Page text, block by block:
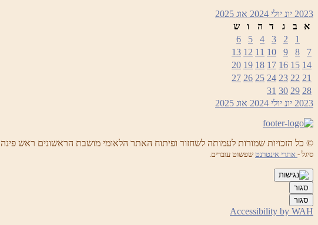
2023 יונ יולי 2024 אוג 2025
א
ב ג ד ה ו
ש
1
2
3
4
5
6
7
8
9
10
11
12
13
14
15
16
17
18
19
20
21
22
23
24
25
26
27
28
29
30
31
2023 יונ יולי 2024 אוג 2025
© כל הזכויות שמורות לעמותה לשחזור ופיתוח האתר הלאומי מושבת הראשונים ראש פינה
סיגל - אתרי אינטרנט שפשוט עובדים.
סגור
סגור
Accessibility by WAH